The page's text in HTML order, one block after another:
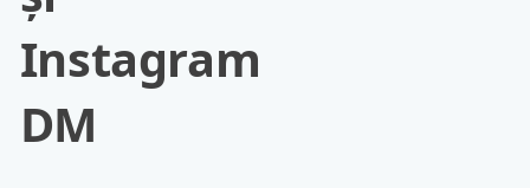
Instagram
DM